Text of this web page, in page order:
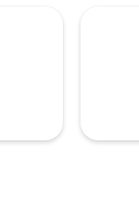
อหาปลาเทราท์